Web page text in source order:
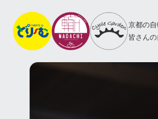
京都の自
皆さん